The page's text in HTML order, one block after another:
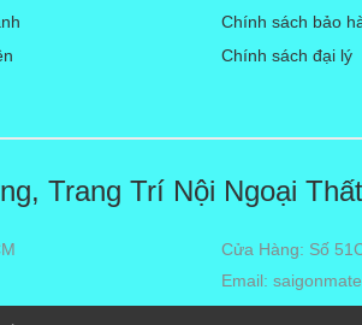
Chính sách bảo
Chính sách đại lý
Trang Trí Nội Ngoại
Cửa Hàng: Số
Email: